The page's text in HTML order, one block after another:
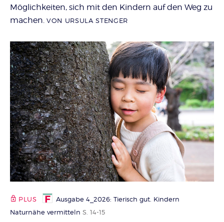
Möglichkeiten, sich mit den Kindern auf den Weg zu
machen. VON URSULA STENGER
PLUS
Ausgabe 4_2026: Tierisch gut. Kindern
Naturnähe vermitteln S. 14-15